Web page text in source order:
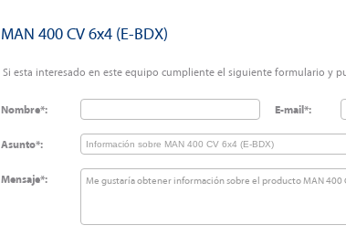
MAN 400 CV 6x4 (E-BDX)
Si esta interesado en este equipo cumpliente el siguiente formulario y
Nombre*: E-mail*:
Asunto*:
Mensaje*: